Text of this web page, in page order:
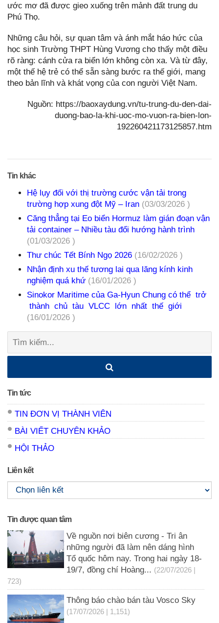
ước mơ đã được gieo xuống trên mảnh đất trung du
Phú Thọ.
Những câu hỏi, sự quan tâm và ánh mắt háo hức của
học sinh Trường THPT Hùng Vương cho thấy một điều
rõ ràng: cánh cửa ra biển lớn không còn xa. Và từ đây,
một thế hệ trẻ có thể sẵn sàng bước ra thế giới, mang
theo bản lĩnh và khát vọng của con người Việt Nam.
Nguồn: https://baoxaydung.vn/tu-trung-du-den-dai-
duong-bao-la-khi-uoc-mo-vuon-ra-bien-lon-
192260421173125857.htm
Tin khác
Hệ lụy đối với thị trường cước vận tải trong
trường hợp xung đột Mỹ – Iran (03/03/2026 )
Căng thẳng tại Eo biển Hormuz làm gián đoạn vận
tải container – Nhiều tàu đổi hướng hành trình
(01/03/2026 )
Thư chúc Tết Bính Ngọ 2026 (16/02/2026 )
Nhận định xu thế tương lai qua lăng kính kinh
nghiệm quá khứ (16/01/2026 )
Sinokor Maritime của Ga-Hyun Chung có thể trở
thành chủ tàu VLCC lớn nhất thế giới
(16/01/2026 )
Tìm
kiếm:
Tin tức
TIN ĐƠN VỊ THÀNH VIÊN
BÀI VIẾT CHUYÊN KHẢO
HỘI THẢO
Liên kết
Tin được quan tâm
Về nguồn nơi biên cương - Tri ân
những người đã làm nên dáng hình
Tổ quốc hôm nay. Trong hai ngày 18-
19/7, đồng chí Hoàng... (22/07/2026 |
723)
Thông báo chào bán tàu Vosco Sky
(17/07/2026 | 1,151)